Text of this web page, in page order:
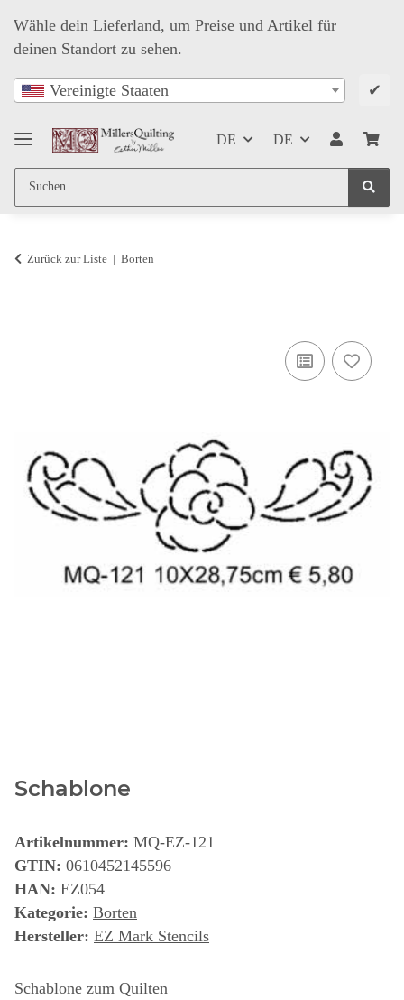
Wähle dein Lieferland, um Preise und Artikel für
deinen Standort zu sehen.
Vereinigte Staaten ✔
DE DE
Zurück zur Liste Borten
Schablone
Artikelnummer: MQ-EZ-121
GTIN: 0610452145596
HAN: EZ054
Kategorie: Borten
Hersteller: EZ Mark Stencils
Schablone zum Quilten